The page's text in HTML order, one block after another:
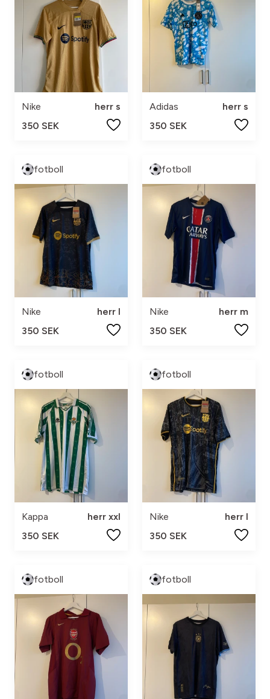
Nike
herr s
350 SEK
Adidas
herr s
350 SEK
fotboll
Nike
herr l
350 SEK
fotboll
Nike
herr m
350 SEK
fotboll
Kappa
herr xxl
350 SEK
fotboll
Nike
herr l
350 SEK
fotboll fotboll